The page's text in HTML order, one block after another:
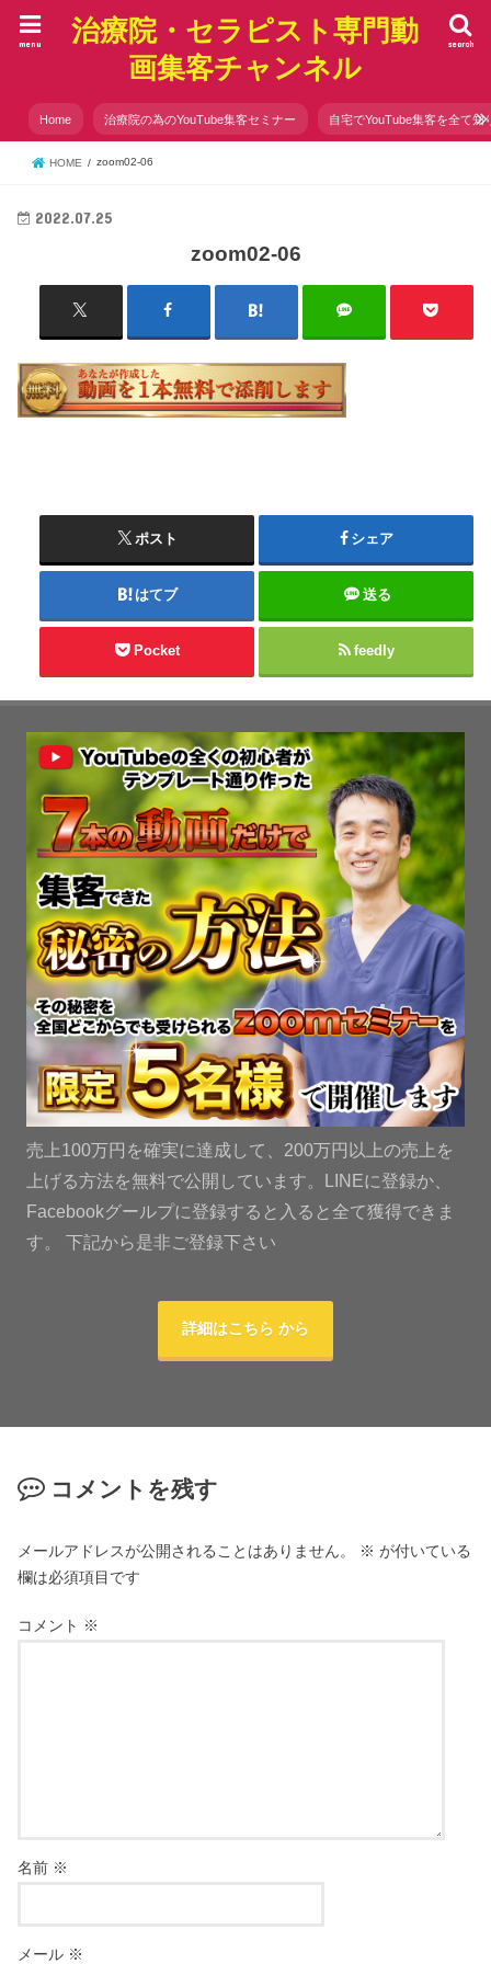
治療院・セラピスト専門動
画集客チャンネル
search
menu
Home 治療院の為のYouTube集客セミナー 自宅でYouTube集客を全て知
HOME zoom02-06
2022.07.25
zoom02-06
ポスト シェア
はてブ 送る
Pocket feedly
売上100万円を確実に達成して、200万円以上の売上を
上げる方法を無料で公開しています。LINEに登録か、
Facebookグールプに登録すると入ると全て獲得できま
す。 下記から是非ご登録下さい
詳細はこちら から
コメントを残す
メールアドレスが公開されることはありません。 ※ が付いている
欄は必須項目です
コメント ※
名前 ※
メール ※